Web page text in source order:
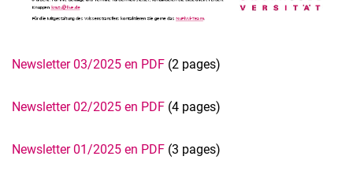
Newsletter 03/2025 en PDF (2 pages)
Newsletter 02/2025 en PDF (4 pages)
Newsletter 01/2025 en PDF (3 pages)